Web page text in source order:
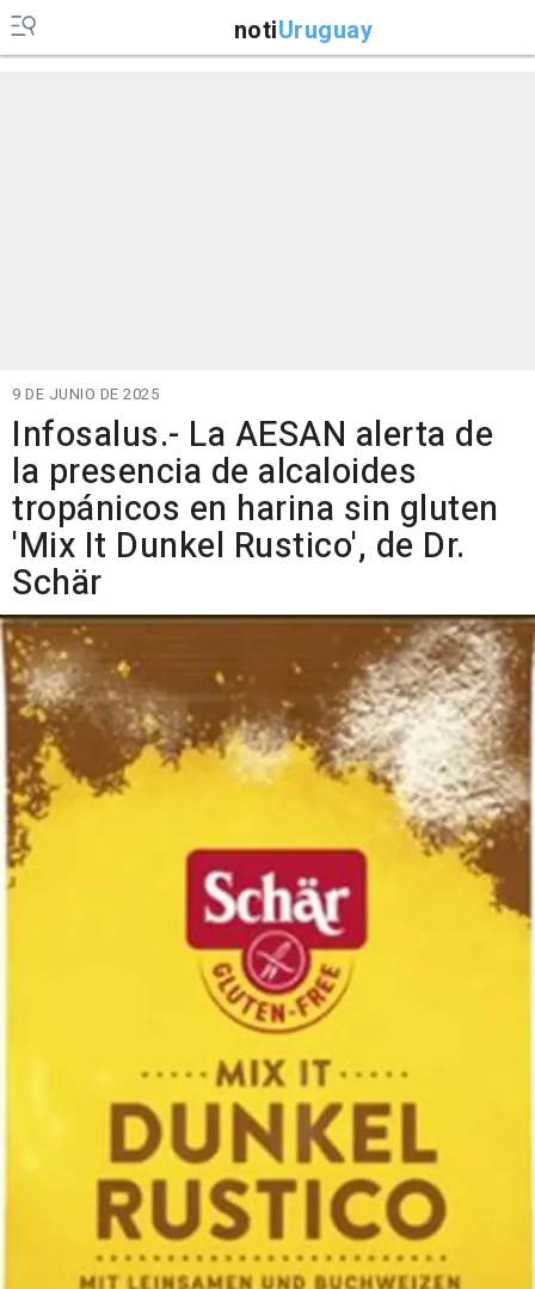
notiUruguay
9 DE JUNIO DE 2025
Infosalus.- La AESAN alerta de
la presencia de alcaloides
tropánicos en harina sin gluten
'Mix It Dunkel Rustico', de Dr.
Schär